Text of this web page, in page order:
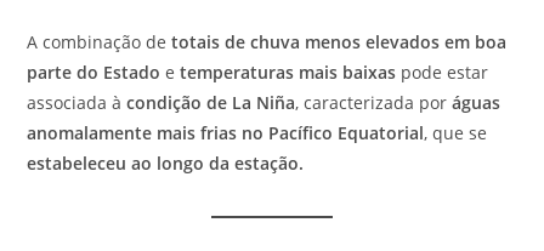
A combinação detotais de chuva menos elevados em boa
parte do Estado etemperaturas mais baixas pode estar
associada àcondição de La Niña, caracterizada por águas
anomalamente mais frias no Pacífico Equatorial, que se
estabeleceu ao longo da estação.